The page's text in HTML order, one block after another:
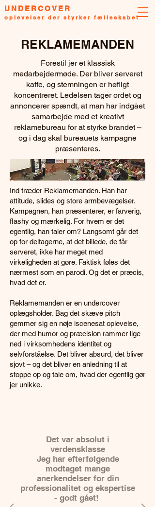
UNDERCOVER
oplevelser der styrker fælleskabet
REKLAMEMANDEN
Forestil jer et klassisk
medarbejdermøde. Der bliver serveret
kaffe, og stemningen er høfligt
koncentreret. Ledelsen tager ordet og
annoncerer spændt, at man har indgået
samarbejde med et kreativt
reklamebureau for at styrke brandet –
og i dag skal bureauets kampagne
præsenteres.
Ind træder Reklamemanden. Han har
attitude, slides og store armbevægelser.
Kampagnen, han præsenterer, er farverig,
flashy og mærkelig. For hvem er det
egentlig, han taler om? Langsomt går det
op for deltagerne, at det billede, de får
serveret, ikke har meget med
virkeligheden at gøre. Faktisk føles det
nærmest som en parodi. Og det er præcis,
hvad det er.
Reklamemanden er en undercover
oplægsholder. Bag det skæve pitch
gemmer sig en nøje iscenesat oplevelse,
der med humor og præcision rammer lige
ned i virksomhedens identitet og
selvforståelse. Det bliver absurd, det bliver
sjovt – og det bliver en anledning til at
stoppe op og tale om, hvad der egentlig gør
jer unikke.
Det var absolut i
verdensklasse
Jeg har efterfølgende
modtaget mange
anerkendelser for din
professionalitet og ekspertise
- godt gået!